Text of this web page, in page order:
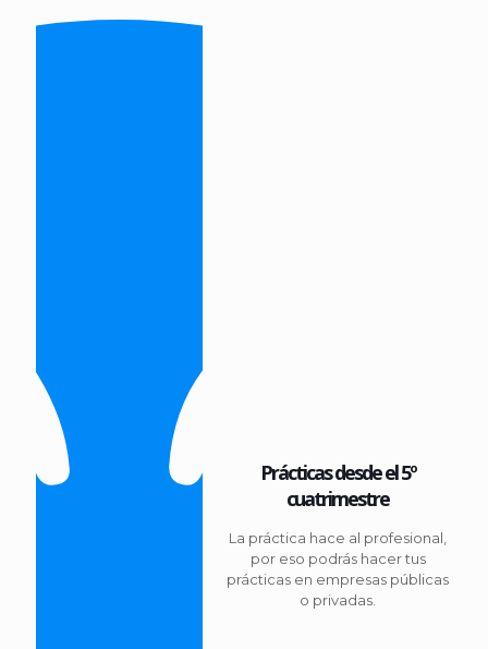
Prácticas desde el 5º
cuatrimestre
La práctica hace al profesional,
por eso podrás hacer tus
prácticas en empresas públicas
o privadas.